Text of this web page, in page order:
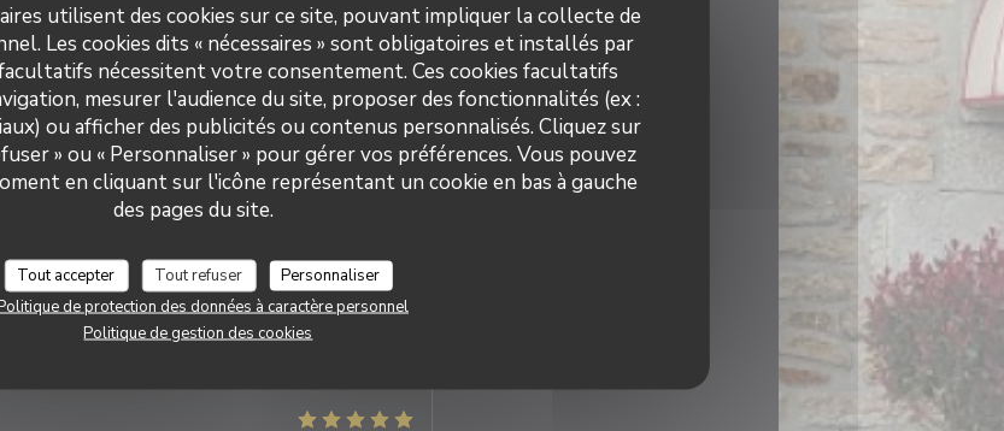
utilisent des cookies sur ce site, pouvant impliquer la collecte de
Les cookies dits « nécessaires » sont obligatoires et installés par
nécessitent votre consentement. Ces cookies facultatifs
mesurer l'audience du site, proposer des fonctionnalités (ex :
ou afficher des publicités ou contenus personnalisés. Cliquez sur
» ou « Personnaliser » pour gérer vos préférences. Vous pouvez
en cliquant sur l'icône représentant un cookie en bas à gauche
des pages du site.
Tout accepter Tout refuser
Personnaliser
de protection des données à caractère personnel
Politique de gestion des cookies
: 5 /5 Ambiance:5/5 Cuisine: 5/5 Qualité / Prix:5 /5
Ambiance:5/5 Cuisine:5/5 Qualité / Prix